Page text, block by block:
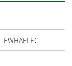
EWHAELEC